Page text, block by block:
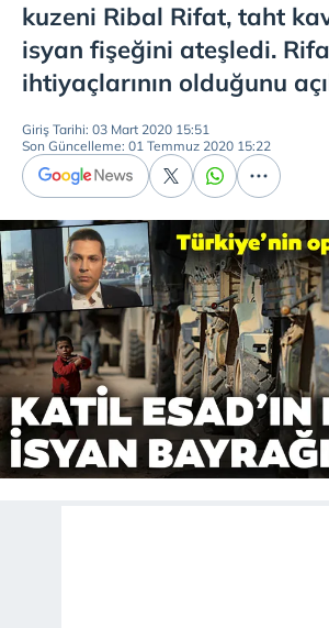
kuzeni Ribal Rifat, taht
isyan fişeğini ateşledi.
ihtiyaçlarının olduğunu
Giriş Tarihi: 03 Mart 2020 15:51
Son Güncelleme: 01 Temmuz 2020 15:22